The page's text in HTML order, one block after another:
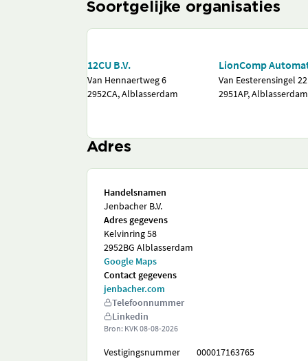
Soortgelijke organisaties
12CU B.V.
Van Hennaertweg 6
2952CA, Alblasserdam
LionComp
Van Eesterensingel
2951AP, Alblasserdam
Adres
Handelsnamen
Jenbacher B.V.
Adres gegevens
Kelvinring 58
2952BG Alblasserdam
Google Maps
Contact gegevens
jenbacher.com
Telefoonnummer
Linkedin
Bron: KVK08-08-2026
Vestigingsnummer 000017163765